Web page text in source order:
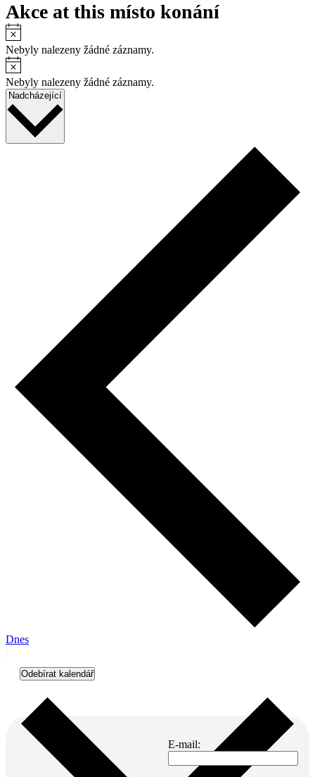
Akce at this místo konání
Notice
Nebyly nalezeny žádné záznamy.
Notice
Nebyly nalezeny žádné záznamy.
Nadcházející Vyberte
Dnes
Odebírat kalendář
E-mail: